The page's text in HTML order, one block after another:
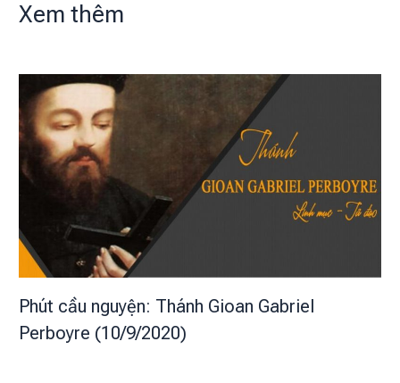
Xem thêm
Phút cầu nguyện: Thánh Gioan Gabriel
Perboyre (10/9/2020)